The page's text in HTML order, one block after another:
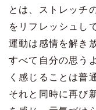
とは、ストレッチ
をリフレッシュし
運動は感情を解き
すべて自分の思う
く感じることは普
それと同時に再び